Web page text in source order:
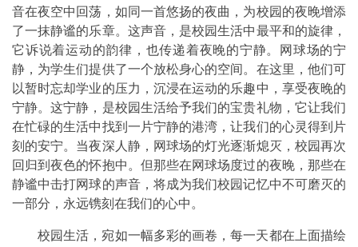
音在夜空中回荡，如同一首悠扬的夜曲，为校园的夜晚增添
了一抹静谧的乐章。这声音，是校园生活中最平和的旋律，
它诉说着运动的韵律，也传递着夜晚的宁静。网球场的宁
静，为学生们提供了一个放松身心的空间。在这里，他们可
以暂时忘却学业的压力，沉浸在运动的乐趣中，享受夜晚的
宁静。这宁静，是校园生活给予我们的宝贵礼物，它让我们
在忙碌的生活中找到一片宁静的港湾，让我们的心灵得到片
刻的安宁。当夜深人静，网球场的灯光逐渐熄灭，校园再次
回归到夜色的怀抱中。但那些在网球场度过的夜晚，那些在
静谧中击打网球的声音，将成为我们校园记忆中不可磨灭的
一部分，永远镌刻在我们的心中。
校园生活，宛如一幅多彩的画卷，每一天都在上面描绘